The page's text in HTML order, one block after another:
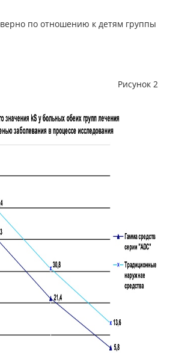
по отношению к детям группы
Рисунок 2